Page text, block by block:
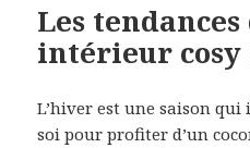
Les
intérieur
L’hiver est une saison
soi pour profiter d’un